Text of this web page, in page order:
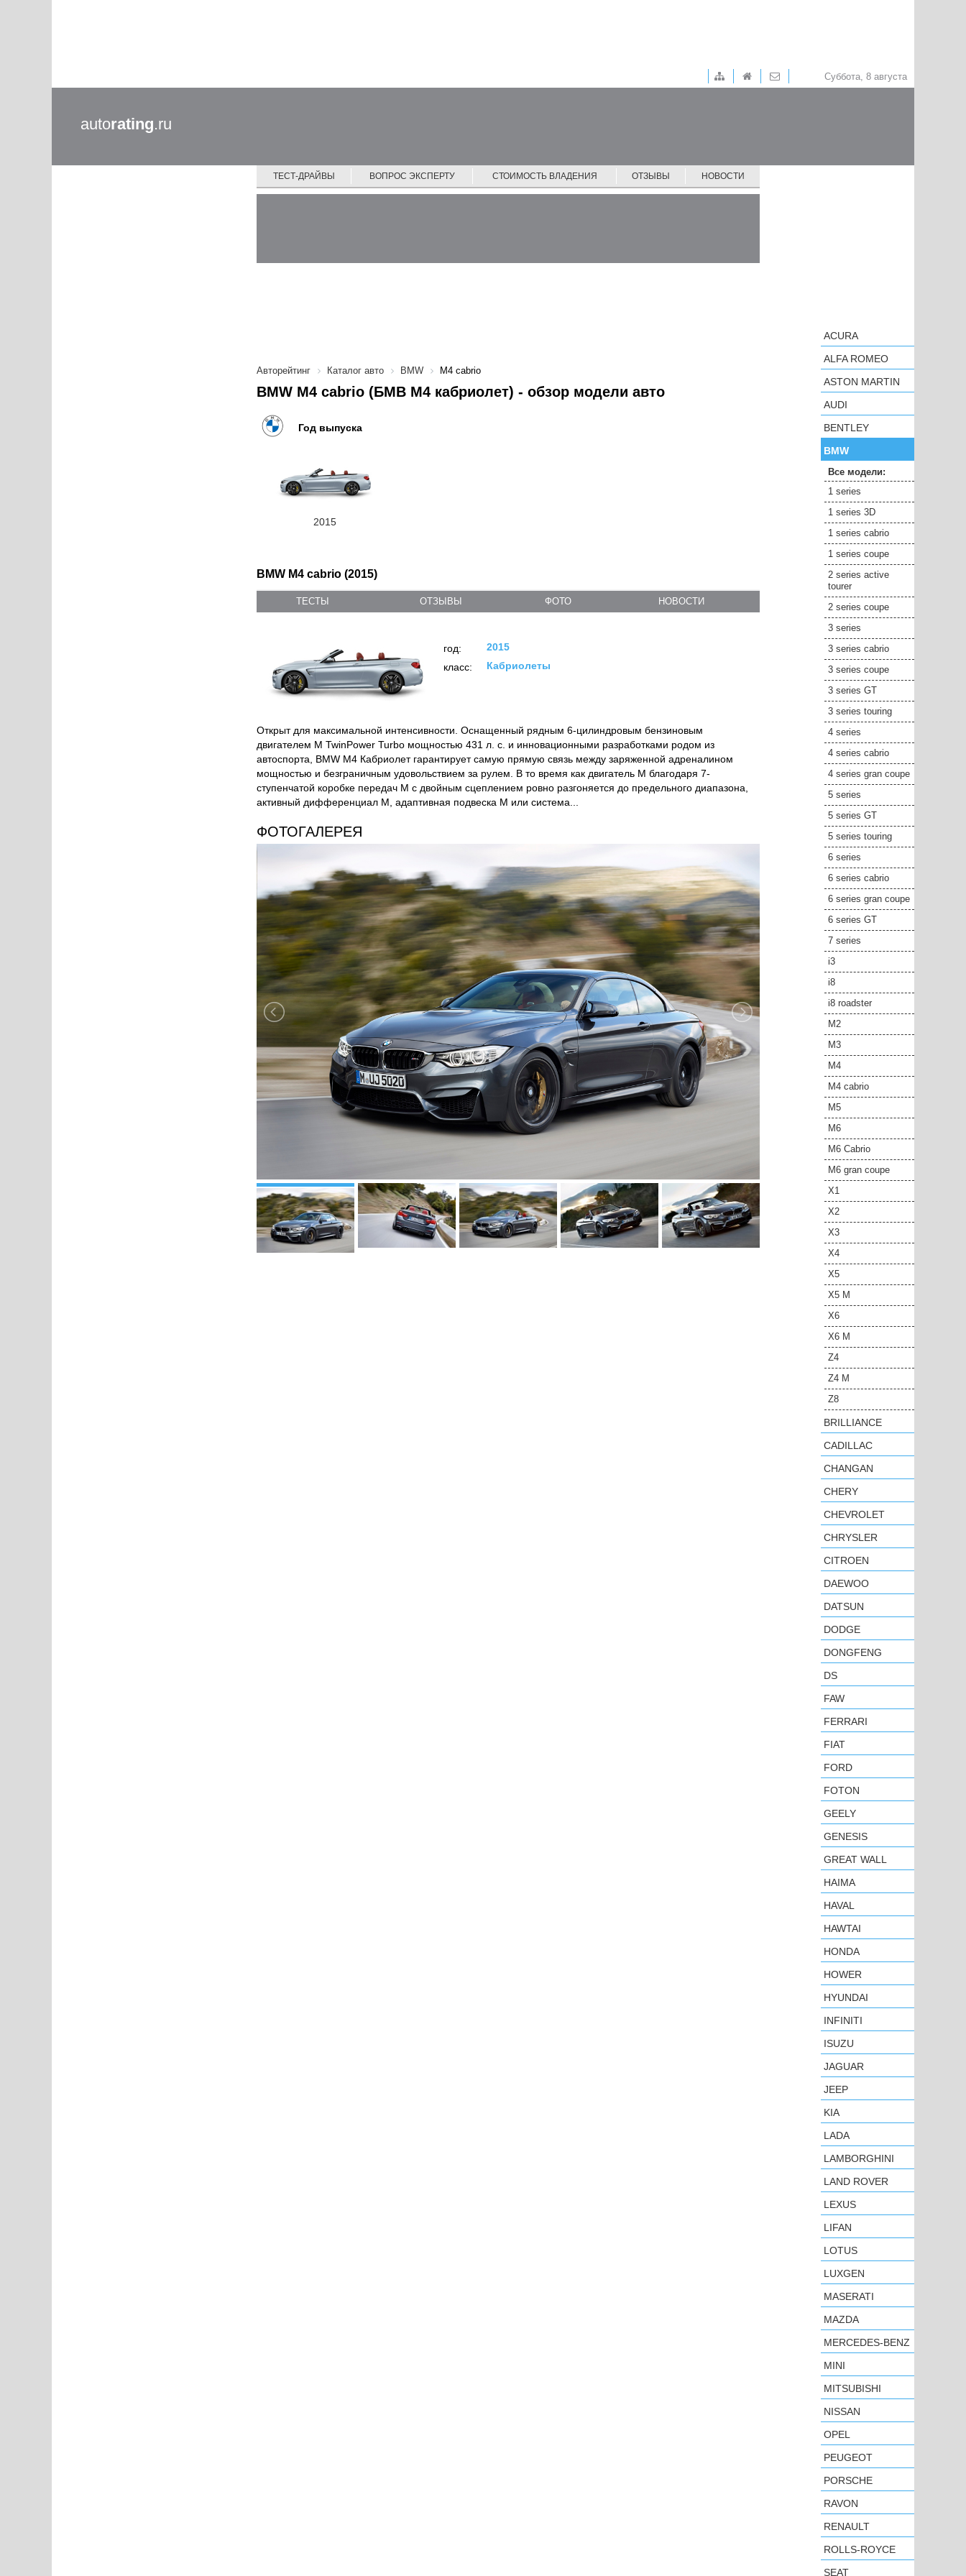
Суббота, 8 августа
autorating.ru
ТЕСТ-ДРАЙВЫ ВОПРОС ЭКСПЕРТУ СТОИМОСТЬ ВЛАДЕНИЯ ОТЗЫВЫ НОВОСТИ
Авторейтинг Каталог авто BMW M4 cabrio
BMW M4 cabrio (БМВ М4 кабриолет) - обзор модели авто
Год выпуска
2015
BMW M4 cabrio (2015)
ТЕСТЫ ОТЗЫВЫ ФОТО НОВОСТИ
год:
2015
класс:
Кабриолеты
Открыт для максимальной интенсивности. Оснащенный рядным 6-цилиндровым бензиновым
двигателем M TwinPower Turbo мощностью 431 л. с. и инновационными разработками родом из
автоспорта, BMW M4 Кабриолет гарантирует самую прямую связь между заряженной адреналином
мощностью и безграничным удовольствием за рулем. В то время как двигатель M благодаря 7-
ступенчатой коробке передач M с двойным сцеплением ровно разгоняется до предельного диапазона,
активный дифференциал M, адаптивная подвеска M или система...
ФОТОГАЛЕРЕЯ
ACURA
ALFA ROMEO
ASTON MARTIN
AUDI
BENTLEY
BMW
Все модели:
1 series
1 series 3D
1 series cabrio
1 series coupe
2 series active
tourer
2 series coupe
3 series
3 series cabrio
3 series coupe
3 series GT
3 series touring
4 series
4 series cabrio
4 series gran coupe
5 series
5 series GT
5 series touring
6 series
6 series cabrio
6 series gran coupe
6 series GT
7 series
i3
i8
i8 roadster
M2
M3
M4
M4 cabrio
M5
M6
M6 Cabrio
M6 gran coupe
X1
X2
X3
X4
X5
X5 M
X6
X6 M
Z4
Z4 M
Z8
BRILLIANCE
CADILLAC
CHANGAN
CHERY
CHEVROLET
CHRYSLER
CITROEN
DAEWOO
DATSUN
DODGE
DONGFENG
DS
FAW
FERRARI
FIAT
FORD
FOTON
GEELY
GENESIS
GREAT WALL
HAIMA
HAVAL
HAWTAI
HONDA
HOWER
HYUNDAI
INFINITI
ISUZU
JAGUAR
JEEP
KIA
LADA
LAMBORGHINI
LAND ROVER
LEXUS
LIFAN
LOTUS
LUXGEN
MASERATI
MAZDA
MERCEDES-BENZ
MINI
MITSUBISHI
NISSAN
OPEL
PEUGEOT
PORSCHE
RAVON
RENAULT
ROLLS-ROYCE
SEAT